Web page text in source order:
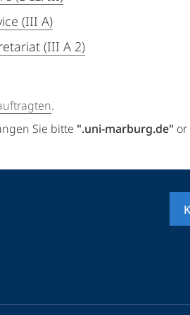
(III A)
(III A 2)
.
Sie bitte ".uni-marburg.de" or